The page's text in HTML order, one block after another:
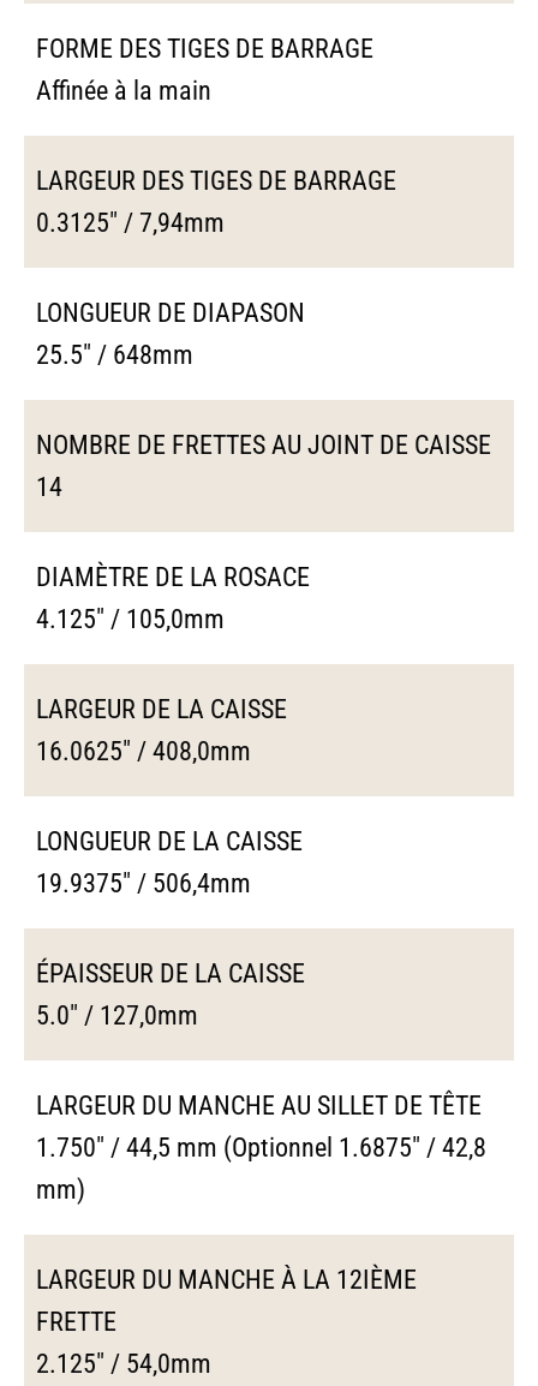
FORME DES TIGES DE BARRAGE
Affinée à la main
LARGEUR DES TIGES DE BARRAGE
0.3125" / 7,94mm
LONGUEUR DE DIAPASON
25.5" / 648mm
NOMBRE DE FRETTES AU JOINT DE CAISSE
14
DIAMÈTRE DE LA ROSACE
4.125" / 105,0mm
LARGEUR DE LA CAISSE
16.0625" / 408,0mm
LONGUEUR DE LA CAISSE
19.9375" / 506,4mm
ÉPAISSEUR DE LA CAISSE
5.0" / 127,0mm
LARGEUR DU MANCHE AU SILLET DE TÊTE
1.750" / 44,5 mm (Optionnel 1.6875" / 42,8
mm)
LARGEUR DU MANCHE À LA 12IÈME
FRETTE
2.125" / 54,0mm